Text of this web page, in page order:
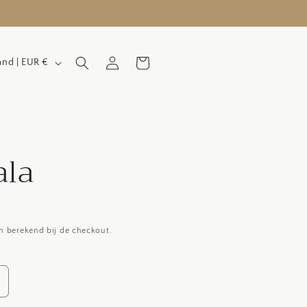
Nederland | EUR € InloggenWinkelwagen
berekend bij de checkout.